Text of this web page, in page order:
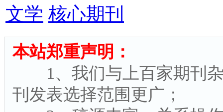
文学 核心期刊
本站郑重声明：
1、我们与上百家期刊杂
刊发表选择范围更广；